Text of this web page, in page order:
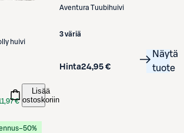
huivi
€
Lisää
ostoskoriin
Aventura Tuubihuivi
3 väriä
Hinta24,95 €
Näytä
tuote
−50%